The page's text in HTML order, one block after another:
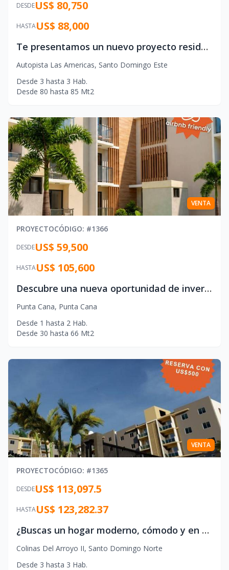
DESDEUS$ 80,750
HASTAUS$ 88,000
Te presentamos un nuevo proyecto residencial estratégicamente ubicado en la privilegiada Avenida Las Américas, una de las zonas con mayor conectividad, desarrollo y proyección de Santo Domingo Este.
Autopista Las Americas, Santo Domingo Este
Desde 3 hasta 3 Hab.
Desde 80 hasta 85 Mt2
VENTA
PROYECTOCÓDIGO: #1366
DESDEUS$ 59,500
HASTAUS$ 105,600
Descubre una nueva oportunidad de inversión en el corazón de Punta Cana.
Punta Cana, Punta Cana
Desde 1 hasta 2 Hab.
Desde 30 hasta 66 Mt2
VENTA
PROYECTOCÓDIGO: #1365
DESDEUS$ 113,097.5
HASTAUS$ 123,282.37
¿Buscas un hogar moderno, cómodo y en una ubicación estratégica para ti y tu familia?
Colinas Del Arroyo II, Santo Domingo Norte
Desde 3 hasta 3 Hab.